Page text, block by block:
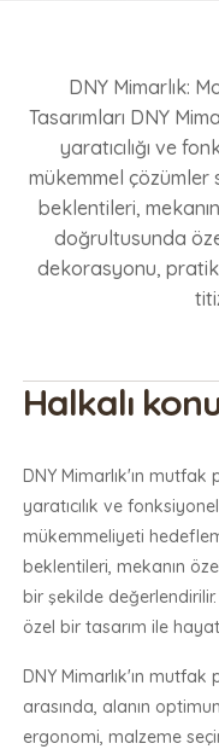
DNY Mimarlık:
Tasarımları DNY
yaratıcılığı ve
mükemmel çözümler
beklentileri,
doğrultusunda
dekorasyonu, pratik
Halkalı
DNY Mimarlık'ın mutfak
yaratıcılık ve
mükemmeliyeti
beklentileri, mekanın
bir şekilde
özel bir tasarım ile
DNY Mimarlık'ın
arasında, alanın
ergonomi, malzeme